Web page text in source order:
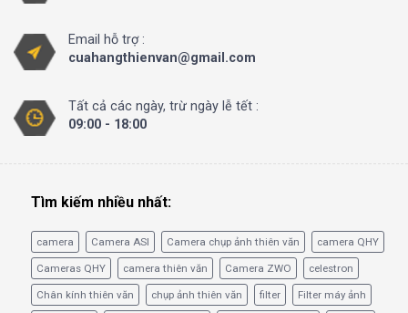
Email hỗ trợ :
cuahangthienvan@gmail.com
Tất cả các ngày, trừ ngày lễ tết :
09:00 - 18:00
Tìm kiếm nhiều nhất:
camera Camera ASI Camera chụp ảnh thiên văn camera QHY
Cameras QHY camera thiên văn Camera ZWO celestron
Chân kính thiên văn chụp ảnh thiên văn filter Filter máy ảnh